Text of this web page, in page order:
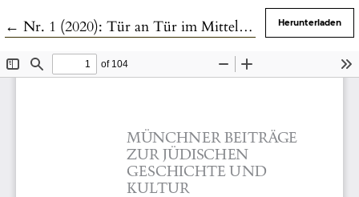
← Zu Artikeldetails zurückkehren
Nr. 1 (2020): Tür an Tür im Mittelalter : Jüdisch-christliche Nachbarschaft vor dem Ghetto Herunterladen